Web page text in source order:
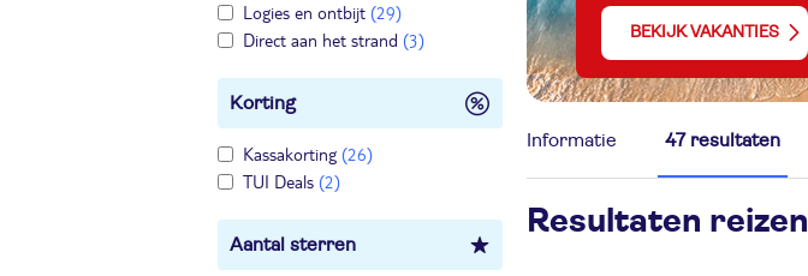
Logies en ontbijt (29)
Direct aan het strand (3)
Korting
Kassakorting (26)
TUI Deals (2)
Aantal sterren
BEKIJK VAKANTIES
Informatie 47 resultaten
Resultaten reizen